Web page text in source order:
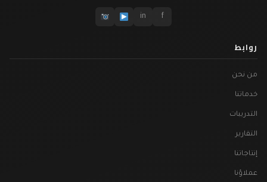
f
in
روابط
من نحن
خدماتنا
التدريبات
التقارير
إنتاجاتنا
عملاؤنا